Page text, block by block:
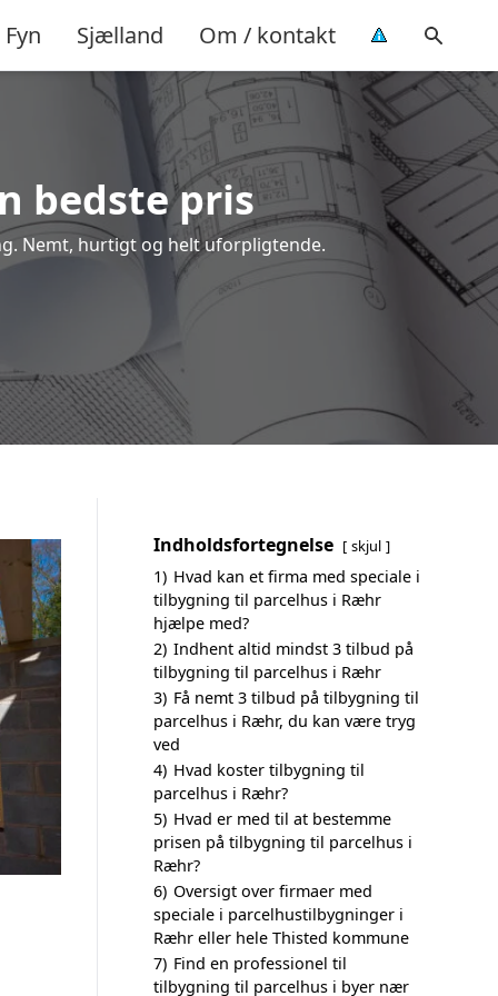
Fyn Sjælland Om / kontakt
bedste pris
Nemt, hurtigt og helt uforpligtende.
Indholdsfortegnelse skjul
1) Hvad kan et firma med speciale i
tilbygning til parcelhus i Ræhr
hjælpe med?
2) Indhent altid mindst 3 tilbud på
tilbygning til parcelhus i Ræhr
3) Få nemt 3 tilbud på tilbygning til
parcelhus i Ræhr, du kan være tryg
ved
4) Hvad koster tilbygning til
parcelhus i Ræhr?
5) Hvad er med til at bestemme
prisen på tilbygning til parcelhus i
Ræhr?
6) Oversigt over firmaer med
speciale i parcelhustilbygninger i
Ræhr eller hele Thisted kommune
7) Find en professionel til
tilbygning til parcelhus i byer nær